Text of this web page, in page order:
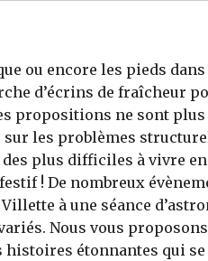
ou encore les pieds
d’écrins de fraîcheur
propositions ne sont
les problèmes
plus difficiles à vivre
! De nombreux
à une séance
Nous vous
étonnantes qui